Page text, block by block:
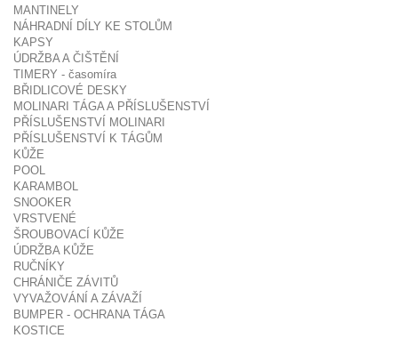
MANTINELY
NÁHRADNÍ DÍLY KE STOLŮM
KAPSY
ÚDRŽBA A ČIŠTĚNÍ
TIMERY - časomíra
BŘIDLICOVÉ DESKY
MOLINARI TÁGA A PŘÍSLUŠENSTVÍ
PŘÍSLUŠENSTVÍ MOLINARI
PŘÍSLUŠENSTVÍ K TÁGŮM
KŮŽE
POOL
KARAMBOL
SNOOKER
VRSTVENÉ
ŠROUBOVACÍ KŮŽE
ÚDRŽBA KŮŽE
RUČNÍKY
CHRÁNIČE ZÁVITŮ
VYVAŽOVÁNÍ A ZÁVAŽÍ
BUMPER - OCHRANA TÁGA
KOSTICE